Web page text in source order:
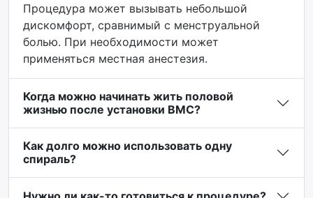
Процедура может вызывать небольшой
дискомфорт, сравнимый с менструальной
болью. При необходимости может
применяться местная анестезия.
Когда можно начинать жить половой
жизнью после установки ВМС?
Как долго можно использовать одну
спираль?